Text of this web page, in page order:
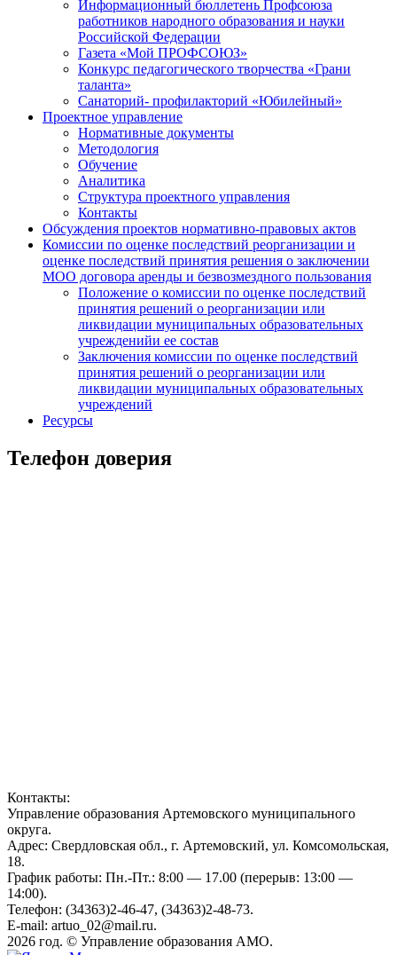
Информационный бюллетень Профсоюза
работников народного образования и науки
Российской Федерации
Газета «Мой ПРОФСОЮЗ»
Конкурс педагогического творчества «Грани
таланта»
Санаторий- профилакторий «Юбилейный»
Проектное управление
Нормативные документы
Методология
Обучение
Аналитика
Структура проектного управления
Контакты
Обсуждения проектов нормативно-правовых актов
Комиссии по оценке последствий реорганизации и
оценке последствий принятия решения о заключении
МОО договора аренды и безвозмездного пользования
Положение о комиссии по оценке последствий
принятия решений о реорганизации или
ликвидации муниципальных образовательных
учрежденийи ее состав
Заключения комиссии по оценке последствий
принятия решений о реорганизации или
ликвидации муниципальных образовательных
учреждений
Ресурсы
Телефон доверия
Контакты:
Управление образования Артемовского муниципального
округа.
Адрес: Свердловская обл., г. Артемовский, ул. Комсомольская,
18.
График работы: Пн.-Пт.: 8:00 — 17.00 (перерыв: 13:00 —
14:00).
Телефон: (34363)2-46-47, (34363)2-48-73.
E-mail: artuo_02@mail.ru.
2026 год. © Управление образования АМО.